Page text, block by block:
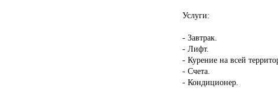
Услуги:
- Завтрак.
- Лифт.
- Курение на всей
- Счета.
- Кондиционер.